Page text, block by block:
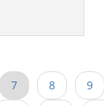
7 8 9